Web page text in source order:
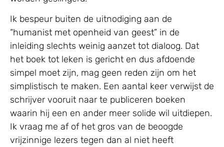
Ik bespeur buiten de uitnodiging aan de
“humanist met openheid van geest” in de
inleiding slechts weinig aanzet tot dialoog. Dat
het boek tot leken is gericht en dus afdoende
simpel moet zijn, mag geen reden zijn om het
simplistisch te maken. Een aantal keer verwijst de
schrijver vooruit naar te publiceren boeken
waarin hij een en ander meer solide wil uitdiepen.
Ik vraag me af of het gros van de beoogde
vrijzinnige lezers tegen dan al niet heeft